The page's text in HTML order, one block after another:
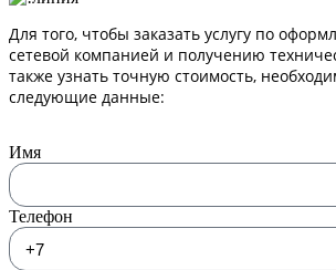
Для того, чтобы заказать услугу по
сетевой компанией и получению
также узнать точную стоимость,
следующие данные:
Имя
Телефон